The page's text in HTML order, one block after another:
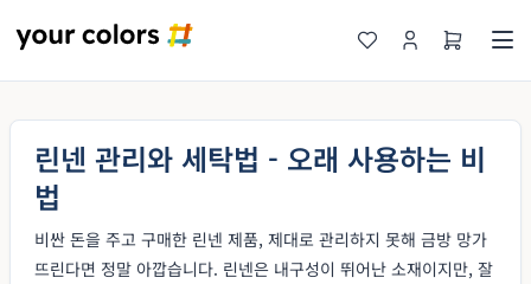
린넨 관리와 세탁법 - 오래 사용하는 비
법
비싼 돈을 주고 구매한 린넨 제품, 제대로 관리하지 못해 금방 망가
뜨린다면 정말 아깝습니다. 린넨은 내구성이 뛰어난 소재이지만, 잘